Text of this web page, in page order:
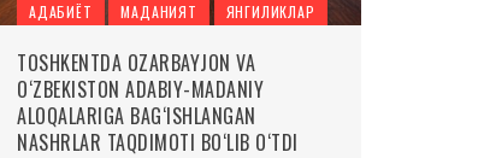
АДАБИЁТ МАДАНИЯТ ЯНГИЛИКЛАР
TOSHKENTDA OZARBAYJON VA
O‘ZBEKISTON ADABIY-MADANIY
ALOQALARIGA BAG‘ISHLANGAN
NASHRLAR TAQDIMOTI BO‘LIB O‘TDI